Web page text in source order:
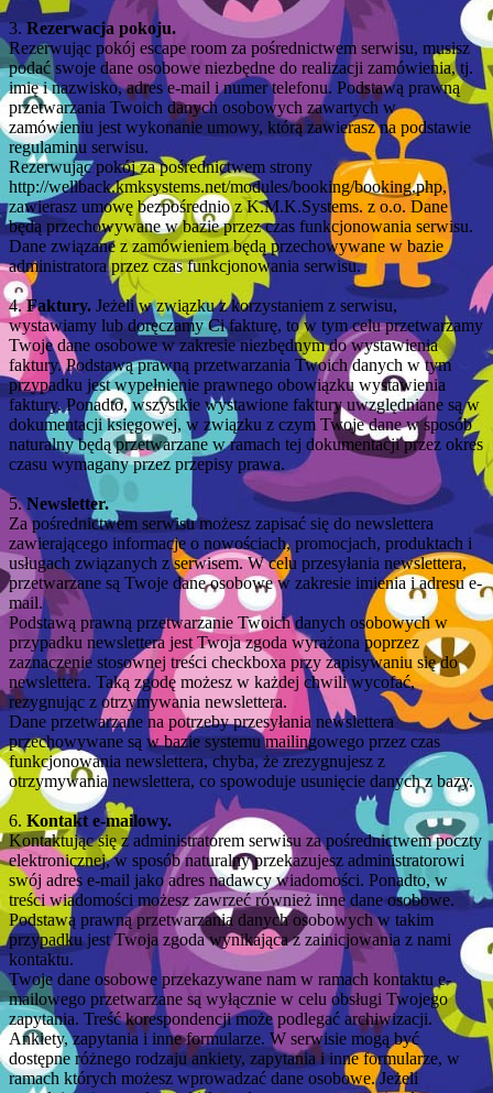
3.Rezerwacja pokoju.
Rezerwując pokój escape room za pośrednictwem serwisu, musisz
podać swoje dane osobowe niezbędne do realizacji zamówienia, tj.
imię i nazwisko, adres e-mail i numer telefonu. Podstawą prawną
przetwarzania Twoich danych osobowych zawartych w
zamówieniu jest wykonanie umowy, którą zawierasz na podstawie
regulaminu serwisu.
Rezerwując pokój za pośrednictwem strony
http://wellback.kmksystems.net/modules/booking/booking.php,
zawierasz umowę bezpośrednio z K.M.K.Systems. z o.o. Dane
będą przechowywane w bazie przez czas funkcjonowania serwisu.
Dane związane z zamówieniem będą przechowywane w bazie
administratora przez czas funkcjonowania serwisu.
4.Faktury. Jeżeli w związku z korzystaniem z serwisu,
wystawiamy lub doręczamy Ci fakturę, to w tym celu przetwarzamy
Twoje dane osobowe w zakresie niezbędnym do wystawienia
faktury. Podstawą prawną przetwarzania Twoich danych w tym
przypadku jest wypełnienie prawnego obowiązku wystawienia
faktury. Ponadto, wszystkie wystawione faktury uwzględniane są w
dokumentacji księgowej, w związku z czym Twoje dane w sposób
naturalny będą przetwarzane w ramach tej dokumentacji przez okres
czasu wymagany przez przepisy prawa.
5.Newsletter.
Za pośrednictwem serwisu możesz zapisać się do newslettera
zawierającego informacje o nowościach, promocjach, produktach i
usługach związanych z serwisem. W celu przesyłania newslettera,
przetwarzane są Twoje dane osobowe w zakresie imienia i adresu e-
mail.
Podstawą prawną przetwarzanie Twoich danych osobowych w
przypadku newslettera jest Twoja zgoda wyrażona poprzez
zaznaczenie stosownej treści checkboxa przy zapisywaniu się do
newslettera. Taką zgodę możesz w każdej chwili wycofać,
rezygnując z otrzymywania newslettera.
Dane przetwarzane na potrzeby przesyłania newslettera
przechowywane są w bazie systemu mailingowego przez czas
funkcjonowania newslettera, chyba, że zrezygnujesz z
otrzymywania newslettera, co spowoduje usunięcie danych z bazy.
6. Kontakt e-mailowy.
Kontaktując się z administratorem serwisu za pośrednictwem poczty
elektronicznej, w sposób naturalny przekazujesz administratorowi
swój adres e-mail jako adres nadawcy wiadomości. Ponadto, w
treści wiadomości możesz zawrzeć również inne dane osobowe.
Podstawą prawną przetwarzania danych osobowych w takim
przypadku jest Twoja zgoda wynikająca z zainicjowania z nami
kontaktu.
Twoje dane osobowe przekazywane nam w ramach kontaktu e-
mailowego przetwarzane są wyłącznie w celu obsługi Twojego
zapytania. Treść korespondencji może podlegać archiwizacji.
Ankiety, zapytania i inne formularze. W serwisie mogą być
dostępne różnego rodzaju ankiety, zapytania i inne formularze, w
ramach których możesz wprowadzać dane osobowe. Jeżeli